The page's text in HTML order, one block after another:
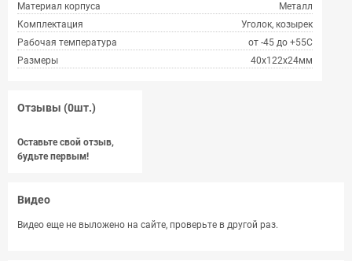
Материал корпуса
Металл
Комплектация
Уголок, козырек
Рабочая температура
от -45 до +55С
Размеры
40х122х24мм
Отзывы (0шт.)
Оставьте свой отзыв,
будьте первым!
Видео
Видео еще не выложено на сайте, проверьте в другой раз.